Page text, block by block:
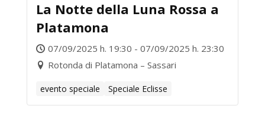
La Notte della Luna Rossa a
Platamona
07/09/2025 h. 19:30 - 07/09/2025 h. 23:30
Rotonda di Platamona – Sassari
evento speciale Speciale Eclisse